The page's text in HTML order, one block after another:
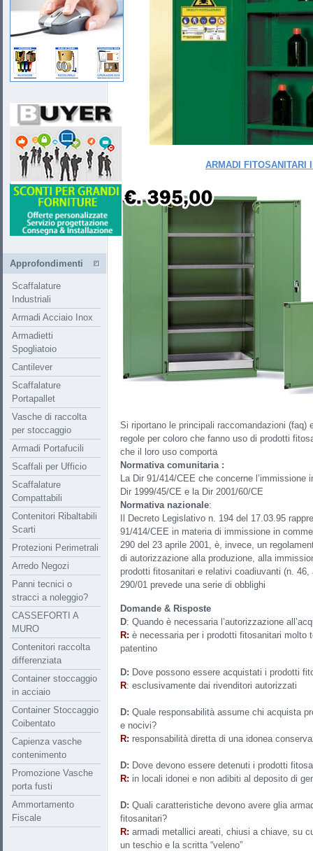
ARMADI FITOSANITARI
Si riportano le principali raccomandazioni (faq)
regole per coloro che fanno uso di prodotti
che il loro uso comporta
Normativa comunitaria :
La Dir 91/414/CEE che concerne
Dir 1999/45/CE e la Dir 2001/60/CE
Normativa nazionale:
Il Decreto Legislativo n. 194 del 17.03.95
91/414/CEE in materia di immissione in
290 del 23 aprile 2001, è, invece, un
di autorizzazione alla produzione, alla
prodotti fitosanitari e relativi coadiuvanti (n.
290/01 prevede una serie di obblighi
Domande & Risposte
D: Quando è necessaria l’autorizzazione
R: è necessaria per i prodotti fitosanitari
patentino
D: Dove possono essere acquistati i prodotti
R: esclusivamente dai rivenditori autorizzati
D: Quale responsabilità assume chi acquista
e nocivi?
R: responsabilità diretta di una idonea
D: Dove devono essere detenuti i prodotti
R: in locali idonei e non adibiti al deposito di
D: Quali caratteristiche devono avere glia
fitosanitari?
R: armadi metallici areati, chiusi a chiave, su
un teschio e la scritta “veleno”
Approfondimenti
Scaffalature
Industriali
Armadi Acciaio Inox
Armadietti
Spogliatoio
Cantilever
Scaffalature
Portapallet
Vasche di raccolta
per stoccaggio
Armadi Portafucili
Scaffali per Ufficio
Scaffalature
Compattabili
Contenitori Ribaltabili
Scarti
Protezioni Perimetrali
Arredo Negozi
Panni tecnici o
stracci a noleggio?
CASSEFORTI A
MURO
Contenitori raccolta
differenziata
Container stoccaggio
in acciaio
Container Stoccaggio
Coibentato
Capienza vasche
contenimento
Promozione Vasche
porta fusti
Ammortamento
Fiscale